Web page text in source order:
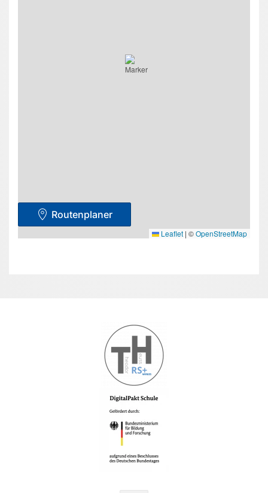
Leaflet | ©OpenStreetMap
Routenplaner